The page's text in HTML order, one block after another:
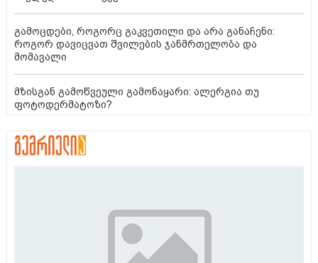
გამოცდები, როგორც გაკვეთილი და არა განაჩენი:
როგორ დავიცვათ შვილების ჯანმრთელობა და
მომავალი
მზისგან გამოწვეული გამონაყარი: ალერგია თუ
ფოტოდერმატოზი?